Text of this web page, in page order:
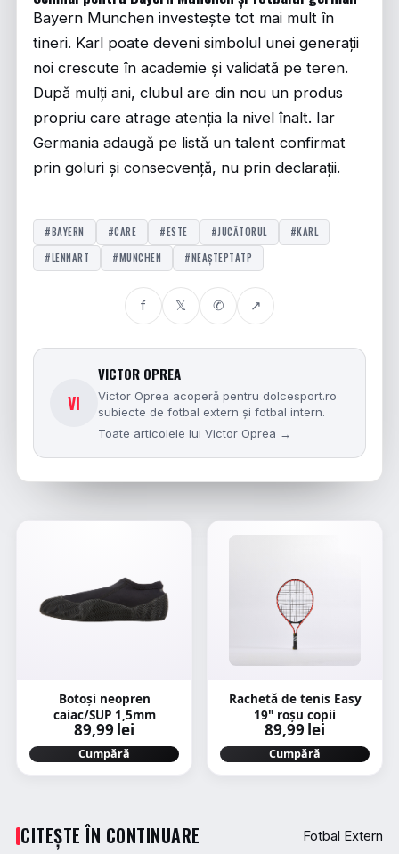
Bayern Munchen investește tot mai mult în
tineri. Karl poate deveni simbolul unei generații
noi crescute în academie și validată pe teren.
După mulți ani, clubul are din nou un produs
propriu care atrage atenția la nivel înalt. Iar
Germania adaugă pe listă un talent confirmat
prin goluri și consecvență, nu prin declarații.
#BAYERN #CARE #ESTE #JUCĂTORUL
#KARL
#LENNART
#MUNCHEN #NEAȘTEPTATP
f 𝕏 ✆ ↗
VI
VICTOR OPREA
Victor Oprea acoperă pentru dolcesport.ro
subiecte de fotbal extern și fotbal intern.
Toate articolele lui Victor Oprea →
Botoși neopren
caiac/SUP 1,5mm
89,99 lei
Cumpără
Rachetă de tenis Easy
19" roșu copii
89,99 lei
Cumpără
CITEȘTE ÎN CONTINUARE Fotbal Extern